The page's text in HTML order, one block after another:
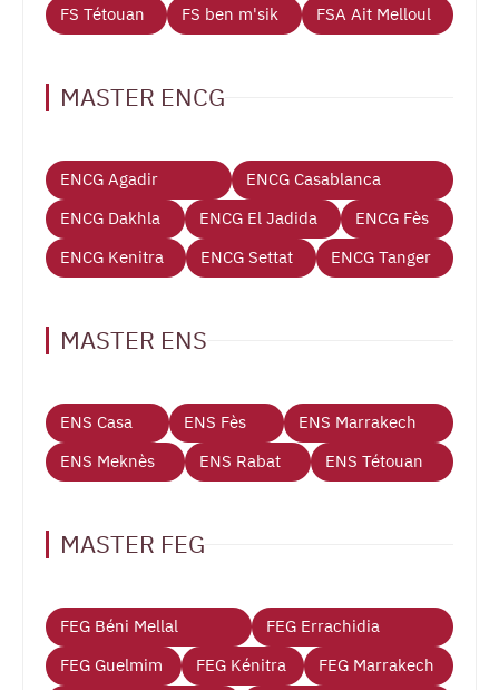
FS Tétouan
FS ben m'sik FSA Ait Melloul
MASTER ENCG
ENCG Agadir
ENCG Casablanca
ENCG Dakhla
ENCG El Jadida
ENCG Fès
ENCG Kenitra
ENCG Settat ENCG Tanger
MASTER ENS
ENS Casa ENS Fès
ENS Marrakech
ENS Meknès
ENS Rabat ENS Tétouan
MASTER FEG
FEG Béni Mellal
FEG Errachidia
FEG Guelmim
FEG Kénitra
FEG Marrakech